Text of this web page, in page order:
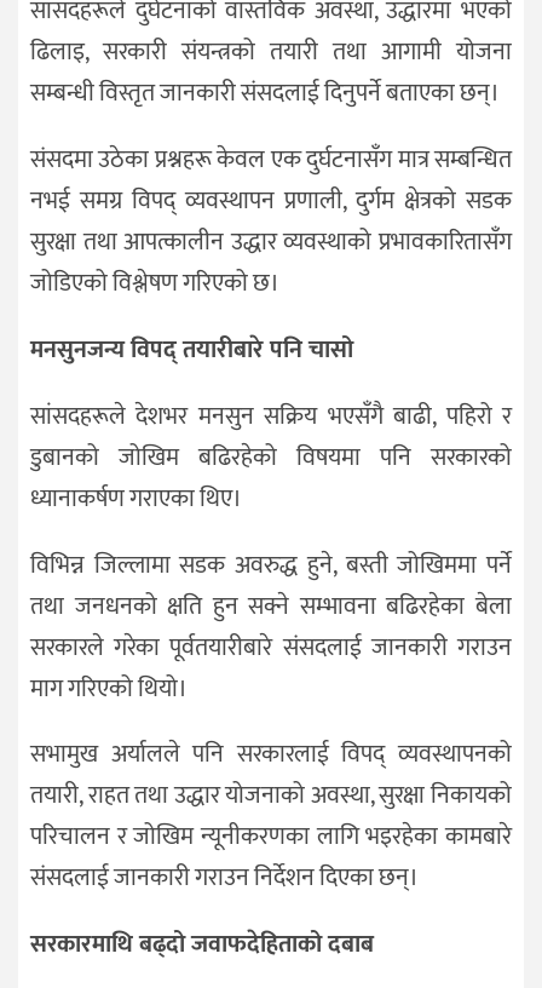
सांसदहरूले दुर्घटनाको वास्तविक अवस्था, उद्धारमा भएको
ढिलाइ, सरकारी संयन्त्रको तयारी तथा आगामी योजना
सम्बन्धी विस्तृत जानकारी संसदलाई दिनुपर्ने बताएका छन्।
संसदमा उठेका प्रश्नहरू केवल एक दुर्घटनासँग मात्र सम्बन्धित
नभई समग्र विपद् व्यवस्थापन प्रणाली, दुर्गम क्षेत्रको सडक
सुरक्षा तथा आपत्कालीन उद्धार व्यवस्थाको प्रभावकारितासँग
जोडिएको विश्लेषण गरिएको छ।
मनसुनजन्य विपद् तयारीबारे पनि चासो
सांसदहरूले देशभर मनसुन सक्रिय भएसँगै बाढी, पहिरो र
डुबानको जोखिम बढिरहेको विषयमा पनि सरकारको
ध्यानाकर्षण गराएका थिए।
विभिन्न जिल्लामा सडक अवरुद्ध हुने, बस्ती जोखिममा पर्ने
तथा जनधनको क्षति हुन सक्ने सम्भावना बढिरहेका बेला
सरकारले गरेका पूर्वतयारीबारे संसदलाई जानकारी गराउन
माग गरिएको थियो।
सभामुख अर्यालले पनि सरकारलाई विपद् व्यवस्थापनको
तयारी, राहत तथा उद्धार योजनाको अवस्था, सुरक्षा निकायको
परिचालन र जोखिम न्यूनीकरणका लागि भइरहेका कामबारे
संसदलाई जानकारी गराउन निर्देशन दिएका छन्।
सरकारमाथि बढ्दो जवाफदेहिताको दबाब